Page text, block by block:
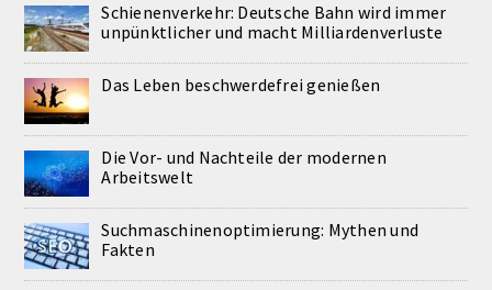
Schienenverkehr: Deutsche Bahn wird immer
unpünktlicher und macht Milliardenverluste
Das Leben beschwerdefrei genießen
Die Vor- und Nachteile der modernen
Arbeitswelt
Suchmaschinenoptimierung: Mythen und
Fakten